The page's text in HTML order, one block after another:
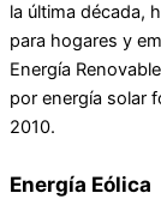
la última década,
para hogares y
Energía
por energía solar
2010.
Energía Eólica